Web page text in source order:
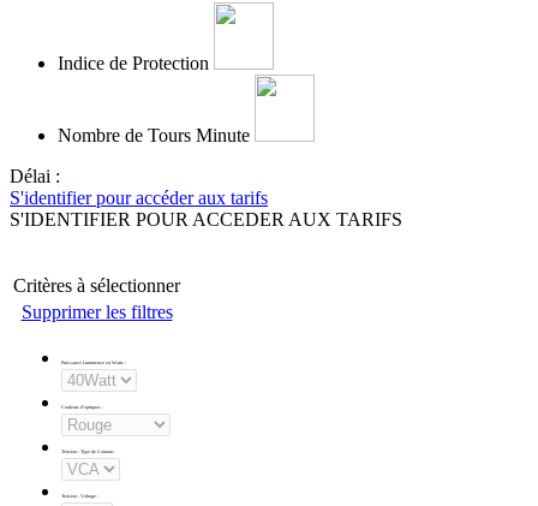
Indice de Protection
Nombre de Tours Minute
Délai :
S'identifier pour accéder aux tarifs
S'IDENTIFIER POUR ACCEDER AUX TARIFS
Critères à sélectionner
Supprimer les filtres
Puissance Lumineuse en Watts :
Couleurs d'optiques :
Tension - Type de Courant :
Tension - Voltage :